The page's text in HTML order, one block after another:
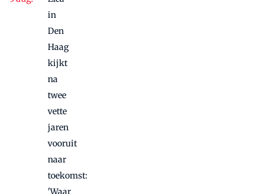
in
Den
Haag
kijkt
na
twee
vette
jaren
vooruit
naar
toekomst:
'Waar